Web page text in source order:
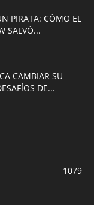
PIRATA: CÓMO EL
SALVÓ...
CAMBIAR SU
DE...
1079